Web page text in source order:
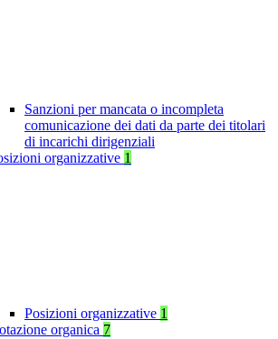
Sanzioni per mancata o incompleta
comunicazione dei dati da parte dei titolari
di incarichi dirigenziali
organizzative 1
Posizioni organizzative 1
organica 7